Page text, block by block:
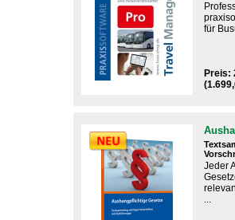
für
Preis:
Jeder
...